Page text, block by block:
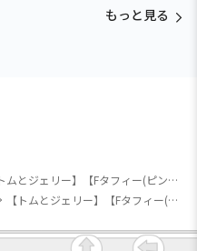
もっと見る
【トムとジェリー】【Fタフィー(ピンク)】トムとジェリー 一緒に応援BIGぬいぐるみ
【トムとジェリー】【Fタフィー(ピンク)】トムとジェリー 一緒に応援BIGぬいぐるみ